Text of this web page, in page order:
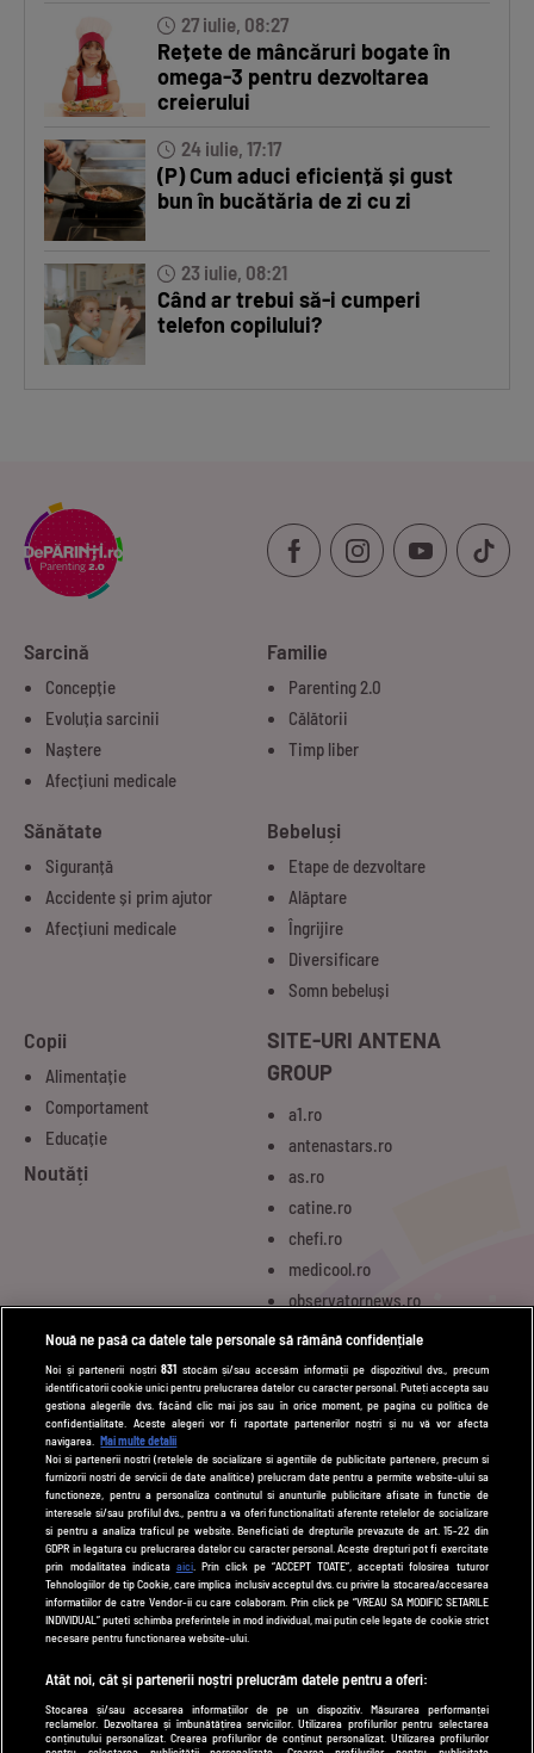
27 iulie, 08:27
Rețete de mâncăruri bogate în
omega-3 pentru dezvoltarea
creierului
24 iulie, 17:17
(P) Cum aduci eficiență și gust
bun în bucătăria de zi cu zi
23 iulie, 08:21
Când ar trebui să-i cumperi
telefon copilului?
Sarcină
Concepție
Evoluția sarcinii
Naștere
Afecțiuni medicale
Familie
Parenting 2.0
Călătorii
Timp liber
Sănătate
Siguranță
Accidente și prim ajutor
Afecțiuni medicale
Bebeluși
Etape de dezvoltare
Alăptare
Îngrijire
Diversificare
Somn bebeluși
Copii
Alimentație
Comportament
Educație
Noutăți
SITE-URI ANTENA
GROUP
a1.ro
antenastars.ro
as.ro
catine.ro
chefi.ro
medicool.ro
observatornews.ro
spynews.ro
tvhappy.ro
useit.ro
zutv.ro
Trends AntenaPLAY
AntenaPLAY
UTILE
Cod deontologic
Termeni și condiții
Politica de cookies
Politică de confidențialitate
Nouă ne pasă ca datele tale personale să rămână confidențiale
Noi și partenerii noștri831 stocăm și/sau accesăm informații pe dispozitivul dvs., precum
identificatorii cookie unici pentru prelucrarea datelor cu caracter personal. Puteți accepta sau
gestiona alegerile dvs. făcând clic mai jos sau în orice moment, pe pagina cu politica de
confidențialitate. Aceste alegeri vor fi raportate partenerilor noștri și nu vă vor afecta
navigarea.
Mai multe detalii
Noi si partenerii nostri (retelele de socializare si agentiile de publicitate partenere, precum si
furnizorii nostri de servicii de date analitice) prelucram date pentru a permite website-ului sa
functioneze, pentru a personaliza continutul si anunturile publicitare afisate in functie de
interesele si/sau profilul dvs., pentru a va oferi functionalitati aferente retelelor de socializare
si pentru a analiza traficul pe website. Beneficiati de drepturile prevazute de art. 15-22 din
GDPR in legatura cu prelucrarea datelor cu caracter personal. Aceste drepturi pot fi exercitate
prin modalitatea indicata aici. Prin click pe “ACCEPT TOATE”, acceptati folosirea tuturor
Tehnologiilor de tip Cookie, care implica inclusiv acceptul dvs. cu privire la stocarea/accesarea
informatiilor de catre Vendor-ii cu care colaboram. Prin click pe “VREAU SA MODIFIC SETARILE
INDIVIDUAL” puteti schimba preferintele in mod individual, mai putin cele legate de cookie strict
necesare pentru functionarea website-ului.
Atât noi, cât și partenerii noștri prelucrăm datele pentru a oferi:
Stocarea și/sau accesarea informațiilor de pe un dispozitiv. Măsurarea performanței
reclamelor. Dezvoltarea și îmbunătățirea serviciilor. Utilizarea profilurilor pentru selectarea
conținutului personalizat. Crearea profilurilor de conținut personalizat. Utilizarea profilurilor